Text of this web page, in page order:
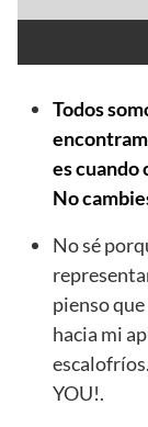
Todos
es cuando
No
No sé
pienso
hacia mi
YOU!.